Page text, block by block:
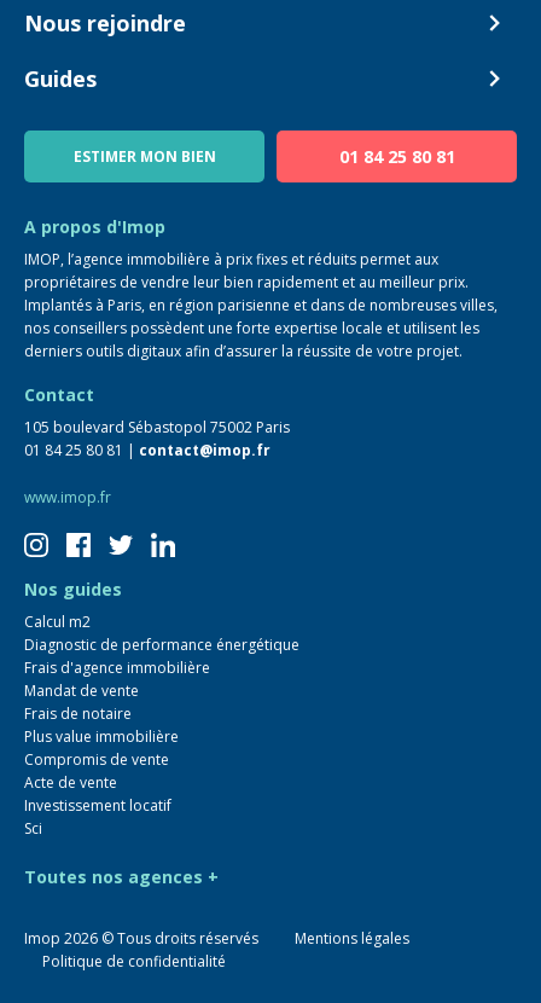
Biens en vente
Nous rejoindre
Devenir Conseiller
Guides
Blog
ESTIMER MON BIEN 01 84 25 80 81
A propos d'Imop
IMOP, l’agence immobilière à prix fixes et réduits permet aux
propriétaires de vendre leur bien rapidement et au meilleur prix.
Implantés à Paris, en région parisienne et dans de nombreuses villes,
nos conseillers possèdent une forte expertise locale et utilisent les
derniers outils digitaux afin d’assurer la réussite de votre projet.
Contact
105 boulevard Sébastopol 75002 Paris
01 84 25 80 81 | contact@imop.fr
www.imop.fr
Nos guides
Calcul m2
Diagnostic de performance énergétique
Frais d'agence immobilière
Mandat de vente
Frais de notaire
Plus value immobilière
Compromis de vente
Acte de vente
Investissement locatif
Sci
Toutes nos agences +
Imop 2026 © Tous droits réservés
Mentions légales
Politique de confidentialité